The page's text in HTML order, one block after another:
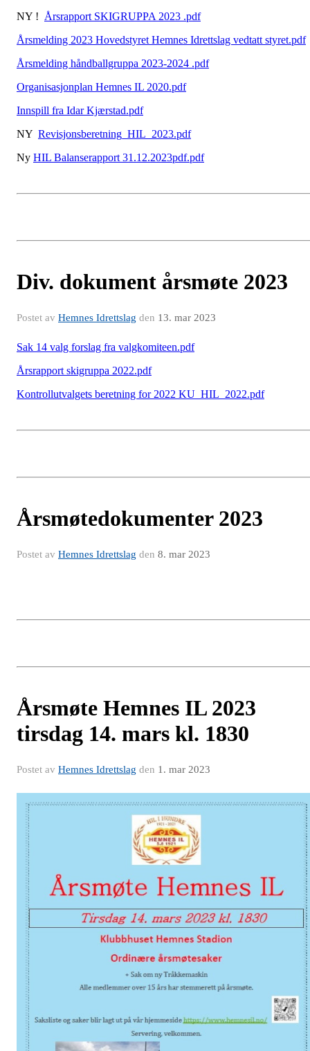
NY ! Årsrapport SKIGRUPPA 2023 .pdf
Årsmelding 2023 Hovedstyret Hemnes Idrettslag vedtatt styret.pdf
Årsmelding håndballgruppa 2023-2024 .pdf
Organisasjonplan Hemnes IL 2020.pdf
Innspill fra Idar Kjærstad.pdf
NY Revisjonsberetning_HIL_2023.pdf
Ny HIL Balanserapport 31.12.2023pdf.pdf
Div. dokument årsmøte 2023
Postet av Hemnes Idrettslag den 13. mar 2023
Sak 14 valg forslag fra valgkomiteen.pdf
Årsrapport skigruppa 2022.pdf
Kontrollutvalgets beretning for 2022 KU_HIL_2022.pdf
Årsmøtedokumenter 2023
Postet av Hemnes Idrettslag den 8. mar 2023
Årsmøte Hemnes IL 2023
tirsdag 14. mars kl. 1830
Postet av Hemnes Idrettslag den 1. mar 2023